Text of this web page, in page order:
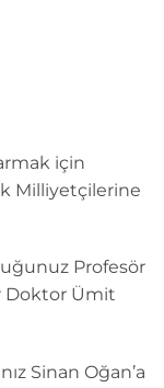
için
Milliyetçilerine
Profesör
Doktor Ümit
Sinan Oğan’a